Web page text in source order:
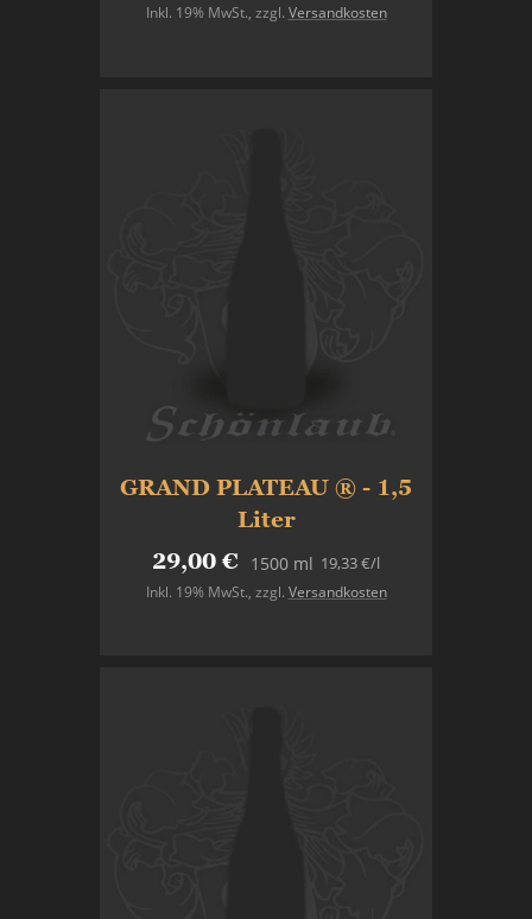
Inkl. 19% MwSt., zzgl. Versandkosten
GRAND PLATEAU ® - 1,5
Liter
29,00 € 1500 ml
Inkl. 19% MwSt., zzgl. Versandkosten
19,33 €/l